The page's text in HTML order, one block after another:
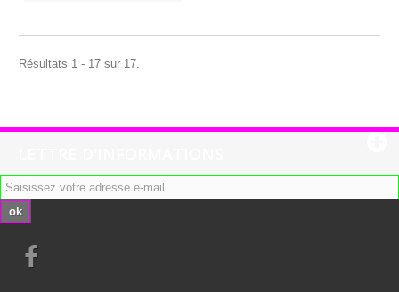
Résultats 1 - 17 sur 17.
ok